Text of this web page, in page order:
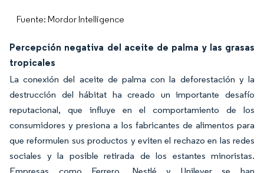
Fuente: Mordor Intelligence
Percepción negativa del aceite de palma y las grasas
tropicales
La conexión del aceite de palma con la deforestación y la
destrucción del hábitat ha creado un importante desafío
reputacional, que influye en el comportamiento de los
consumidores y presiona a los fabricantes de alimentos para
que reformulen sus productos y eviten el rechazo en las redes
sociales y la posible retirada de los estantes minoristas.